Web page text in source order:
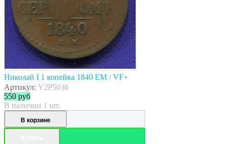
Николай I 1 копейка 1840 ЕМ / VF+
Артикул: Y2P5036
550 руб
В наличии 1 шт.
В корзине